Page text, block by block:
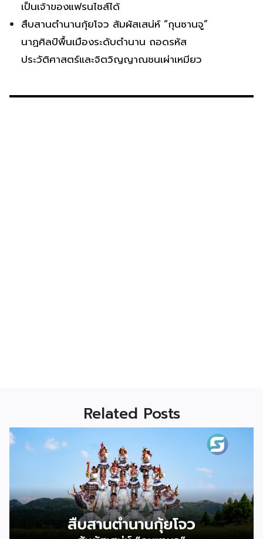
เป็นเจ้าของแฟรนไชส์ได้
สืบสานตำนานกุ้ยโจว สัมผัสเสน่ห์ “กุนซานจู”
นาฏศิลป์พื้นเมืองระดับตำนาน ถอดรหัส
ประวัติศาสตร์และจิตวิญญาณชนเผ่าเหมียว
Related Posts